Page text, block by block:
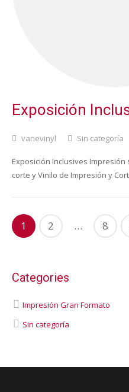
Exposición
vanevinyl Sin categoría
Exposición Inclusives
corte y Vinilo de Impresión y
1 2 … 8
Categories
Impresión Gran Formato
Sin categoría